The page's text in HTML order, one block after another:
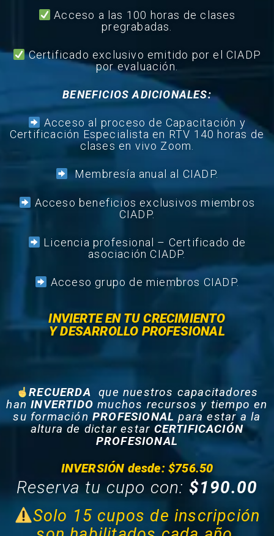
Acceso a las 100 horas de clases
pregrabadas.
Certificado exclusivo emitido por el CIADP
por evaluación.
BENEFICIOS ADICIONALES:
Acceso al proceso de Capacitación y
Certificación Especialista en RTV 140 horas de
clases en vivo Zoom.
Membresía anual al CIADP.
Acceso beneficios exclusivos miembros
CIADP.
Licencia profesional – Certificado de
asociación CIADP.
Acceso grupo de miembros CIADP.
INVIERTE EN TU CRECIMIENTO
Y DESARROLLO PROFESIONAL
RECUERDA que nuestros capacitadores
hanINVERTIDO muchos recursos y tiempo en
su formaciónPROFESIONAL para estar a la
altura de dictar estar CERTIFICACIÓN
PROFESIONAL
INVERSIÓN desde: $756.50
Reserva tu cupo con: $190.00
Solo 15 cupos de inscripción